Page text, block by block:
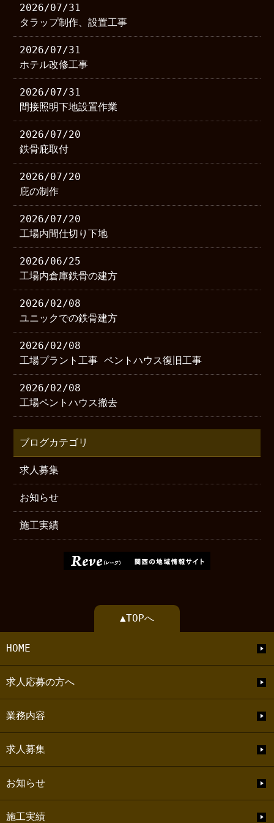
2026/07/31
タラップ制作、設置工事
2026/07/31
ホテル改修工事
2026/07/31
間接照明下地設置作業
2026/07/20
鉄骨庇取付
2026/07/20
庇の制作
2026/07/20
工場内間仕切り下地
2026/06/25
工場内倉庫鉄骨の建方
2026/02/08
ユニックでの鉄骨建方
2026/02/08
工場プラント工事 ペントハウス復旧工事
2026/02/08
工場ペントハウス撤去
ブログカテゴリ
求人募集
お知らせ
施工実績
▲TOPへ
HOME
求人応募の方へ
業務内容
求人募集
お知らせ
施工実績